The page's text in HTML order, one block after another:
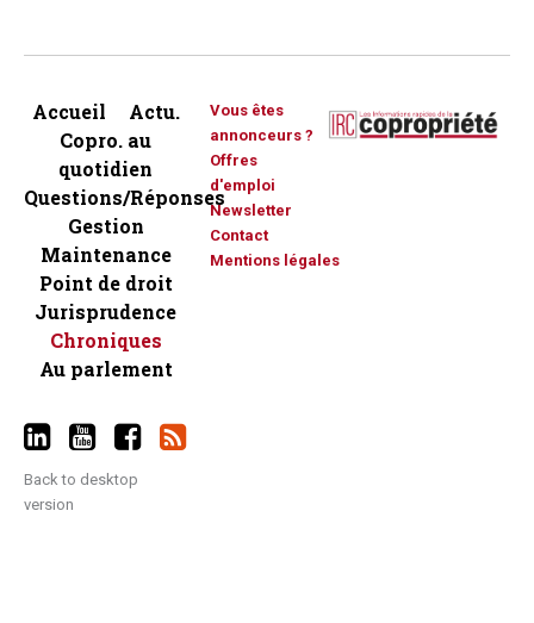
Accueil
Actu.
Copro. au
quotidien
Questions/Réponses
Gestion
Maintenance
Point de droit
Jurisprudence
Chroniques
Au parlement
Vous êtes
annonceurs ?
Offres
d'emploi
Newsletter
Contact
Mentions légales
Back to desktop
version